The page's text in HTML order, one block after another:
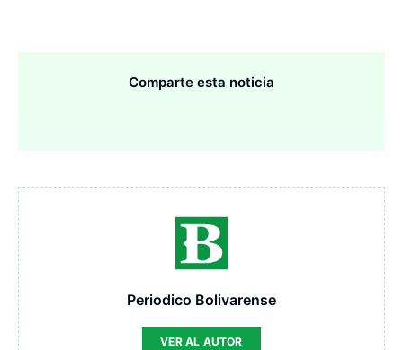
Comparte esta noticia
Periodico Bolivarense
VER AL AUTOR